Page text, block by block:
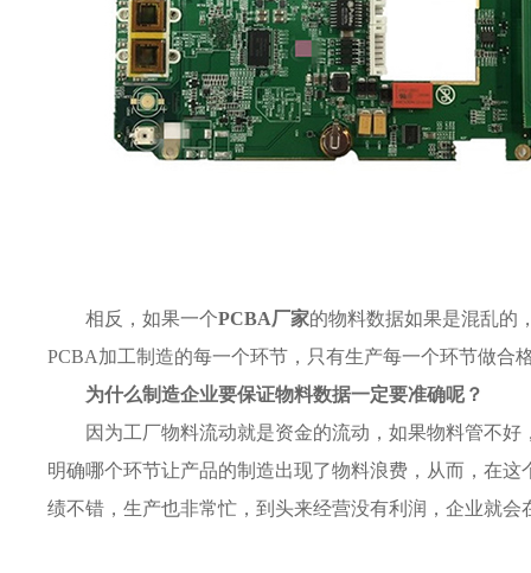
相反，如果一个PCBA厂家的物料数据如果是混乱的
PCBA加工制造的每一个环节，只有生产每一个环节做合
为什么制造企业要保证物料数据一定要准确呢？
因为工厂物料流动就是资金的流动，如果物料管不
明确哪个环节让产品的制造出现了物料浪费，从而，在
绩不错，生产也非常忙，到头来经营没有利润，企业就